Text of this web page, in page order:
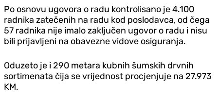
Po osnovu ugovora o radu kontrolisano je 4.100
radnika zatečenih na radu kod poslodavca, od čega
57 radnika nije imalo zaključen ugovor o radu i nisu
bili prijavljeni na obavezne vidove osiguranja.
Oduzeto je i 290 metara kubnih šumskih drvnih
sortimenata čija se vrijednost procjenjuje na 27.973
KM.